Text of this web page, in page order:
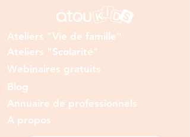
Ateliers "Vie de famille"
Ateliers "Scolarité"
Webinaires gratuits
Blog
Annuaire de professionnels
A propos